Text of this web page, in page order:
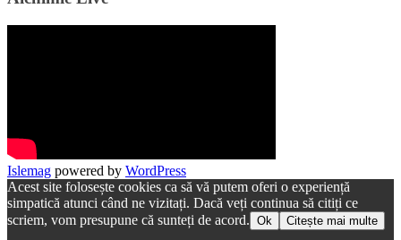
Islemag powered by WordPress
Acest site folosește cookies ca să vă putem oferi o experiență
simpatică atunci când ne vizitați. Dacă veți continua să citiți ce
scriem, vom presupune că sunteți de acord. Ok Citește mai multe